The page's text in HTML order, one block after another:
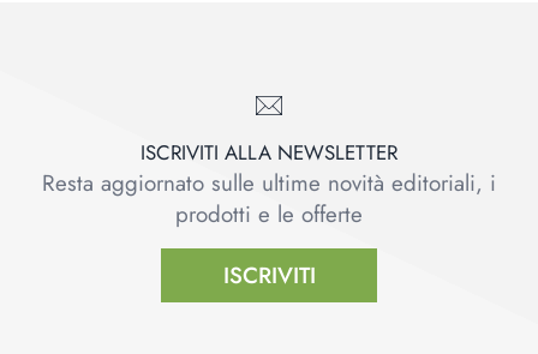
ISCRIVITI ALLA NEWSLETTER
Resta aggiornato sulle ultime novità editoriali, i
prodotti e le offerte
ISCRIVITI